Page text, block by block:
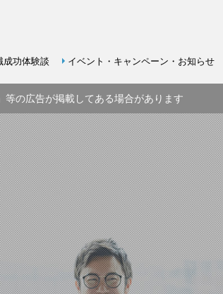
成功体験談 イベント・キャンペーン・お知らせ
等の広告が掲載してある場合があります